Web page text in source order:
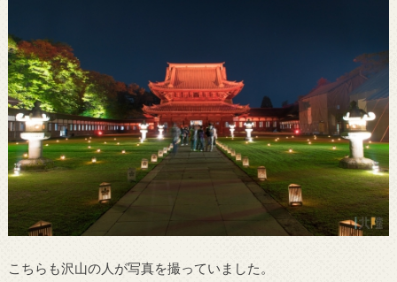
こちらも沢山の人が写真を撮っていました。